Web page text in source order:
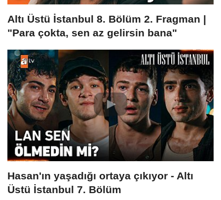
Altı Üstü İstanbul 8. Bölüm 2. Fragman |
"Para çokta, sen az gelirsin bana"
Hasan'ın yaşadığı ortaya çıkıyor - Altı
Üstü İstanbul 7. Bölüm